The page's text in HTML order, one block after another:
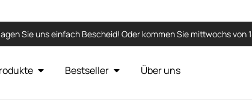
Sie uns einfach Bescheid! Oder kommen Sie mittwochs von
Bestseller Über uns